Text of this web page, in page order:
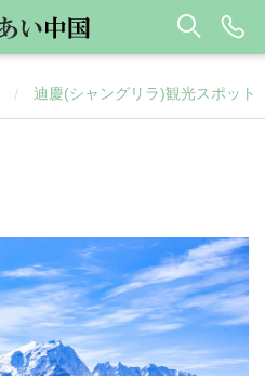
/ 迪慶(シャングリラ)観光スポット